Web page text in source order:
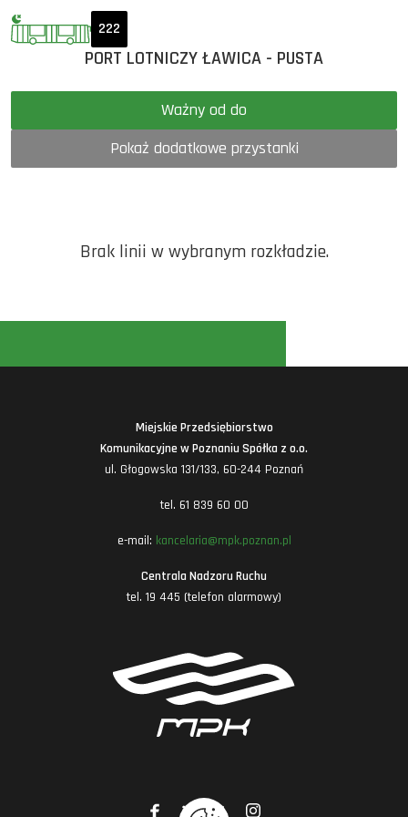
222
PORT LOTNICZY ŁAWICA - PUSTA
Ważny od do
Pokaż dodatkowe przystanki
Brak linii w wybranym rozkładzie.
Miejskie Przedsiębiorstwo
Komunikacyjne w Poznaniu Spółka z o.o.
ul. Głogowska 131/133, 60-244 Poznań
tel. 61 839 60 00
e-mail: kancelaria@mpk.poznan.pl
Centrala Nadzoru Ruchu
tel. 19 445 (telefon alarmowy)